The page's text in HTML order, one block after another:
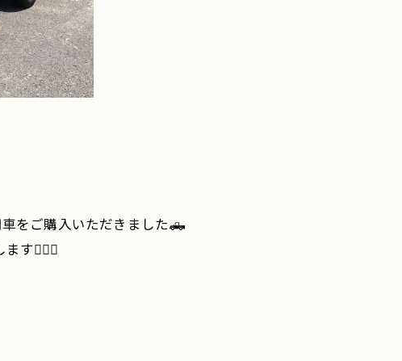
をご購入いただきました🛻
す🙇🏻‍♂️